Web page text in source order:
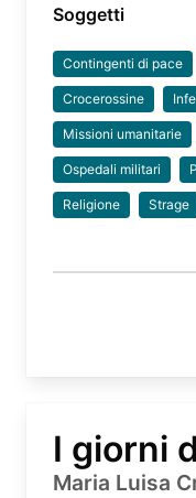
Soggetti
Contingenti di pace
Crocerossine
Missioni umanitarie
Ospedali militari
Religione Strage
I giorni
Maria Luisa